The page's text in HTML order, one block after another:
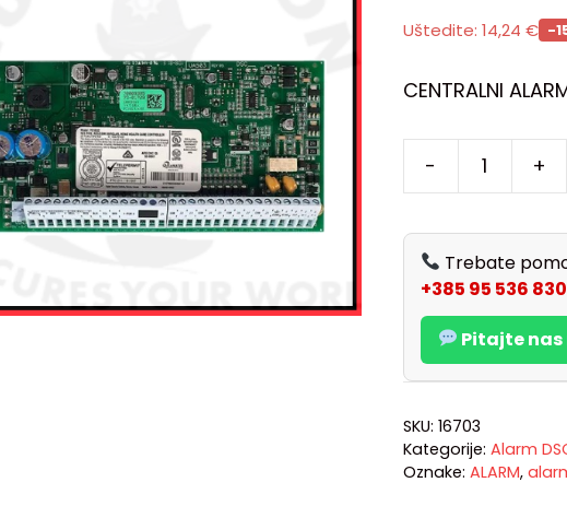
Uštedite: 14,24 € -
CENTRALNI
- +
Trebate
+385 95 536
Pitajte
SKU: 16703
Kategorije: Alarm
Oznake: ALARM,